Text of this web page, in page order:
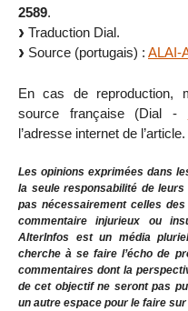
2589.
Traduction Dial.
Source (portugais) : ALAI-
En cas de reproduction,
source française (Dial -
l’adresse internet de l’article.
Les opinions exprimées dans
la seule responsabilité de
pas nécessairement celles
commentaire injurieux ou
AlterInfos est un média
cherche à se faire l’écho de
commentaires dont la
de cet objectif ne seront pas
un autre espace pour le faire sur